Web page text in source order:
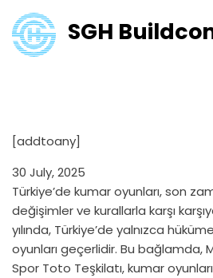
SGH
[addtoany]
30 July, 2025
Türkiye’de kumar oyunları, son
değişimler ve kurallarla karşı
yılında, Türkiye’de yalnızca
oyunları geçerlidir. Bu bağlamda,
Spor Toto Teşkilatı, kumar